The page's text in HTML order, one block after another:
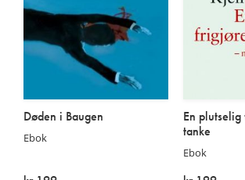
Døden i Baugen
Ebok
En
tanke
Ebok